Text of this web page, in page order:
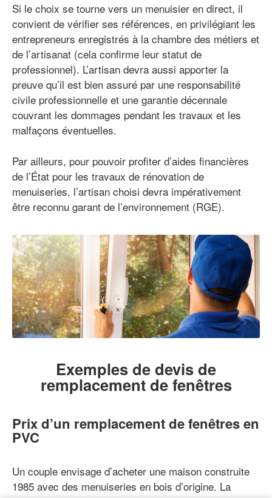
Si le choix se tourne vers un menuisier en direct, il
convient de vérifier ses références, en privilégiant les
entrepreneurs enregistrés à la chambre des métiers et
de l’artisanat (cela confirme leur statut de
professionnel). L’artisan devra aussi apporter la
preuve qu’il est bien assuré par une responsabilité
civile professionnelle et une garantie décennale
couvrant les dommages pendant les travaux et les
malfaçons éventuelles.
Par ailleurs, pour pouvoir profiter d’aides financières
de l’État pour les travaux de rénovation de
menuiseries, l’artisan choisi devra impérativement
être reconnu garant de l’environnement (RGE).
Exemples de devis de
remplacement de fenêtres
Prix d’un remplacement de fenêtres en
PVC
Un couple envisage d’acheter une maison construite
1985 avec des menuiseries en bois d’origine. La